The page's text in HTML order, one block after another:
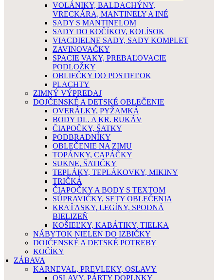
VOLÁNIKY, BALDACHÝNY,
VRECKÁRA, MANTINELY A INÉ
SADY S MANTINELOM
SADY DO KOČÍKOV, KOLÍSOK
VIACDIELNE SADY, SADY KOMPLET
ZAVINOVAČKY
SPACIE VAKY, PREBAĽOVACIE
PODLOŽKY
OBLIEČKY DO POSTIEĽOK
PLACHTY
ZIMNÝ VÝPREDAJ
DOJČENSKÉ A DETSKÉ OBLEČENIE
OVERÁLKY, PYŽAMKÁ
BODY DL. A KR. RUKÁV
ČIAPOČKY, ŠATKY
PODBRADNÍKY
OBLEČENIE NA ZIMU
TOPÁNKY, CAPÁČKY
SUKNE, ŠATIČKY
TEPLÁKY, TEPLÁKOVKY, MIKINY
TRIČKÁ
ČIAPOČKY A BODY S TEXTOM
SÚPRAVIČKY, SETY OBLEČENIA
KRAŤASKY, LEGÍNY, SPODNÁ
BIELIZEŇ
KOŠIEĽKY, KABÁTIKY, TIELKA
NÁBYTOK NIELEN DO IZBIČKY
DOJČENSKÉ A DETSKÉ POTREBY
KOČÍKY
ZÁBAVA
KARNEVAL, PREVLEKY, OSLAVY
OSLAVY, PÁRTY DOPLNKY